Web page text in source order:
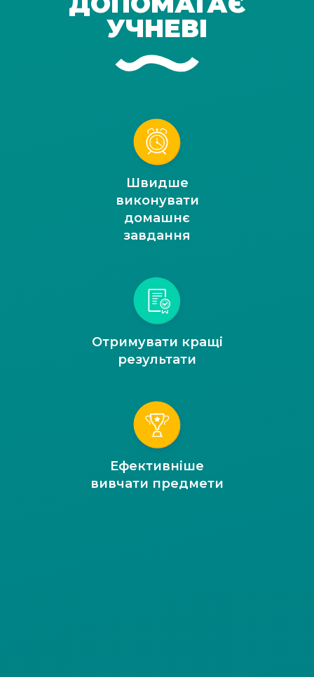
УЧНЕВІ
Швидше
виконувати
домашнє
завдання
Отримувати кращі
результати
Ефективніше
вивчати предмети